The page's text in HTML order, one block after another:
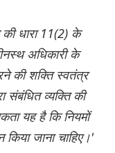
धारा 11(2) के
अधिकारी के
की शक्ति स्वतंत्र
संबंधित व्यक्ति की
यह है कि नियमों
किया जाना चाहिए।'